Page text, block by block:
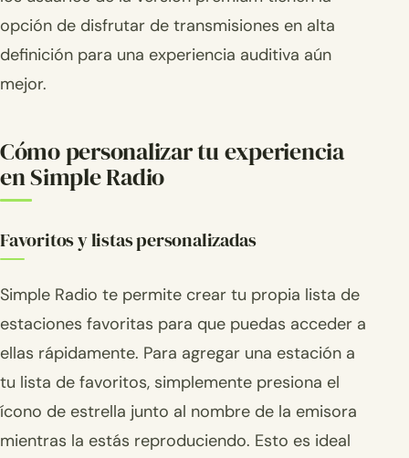
opción de disfrutar de transmisiones en alta
definición para una experiencia auditiva aún
mejor.
Cómo personalizar tu experiencia
en Simple Radio
Favoritos y listas personalizadas
Simple Radio te permite crear tu propia lista de
estaciones favoritas para que puedas acceder a
ellas rápidamente. Para agregar una estación a
tu lista de favoritos, simplemente presiona el
ícono de estrella junto al nombre de la emisora
mientras la estás reproduciendo. Esto es ideal